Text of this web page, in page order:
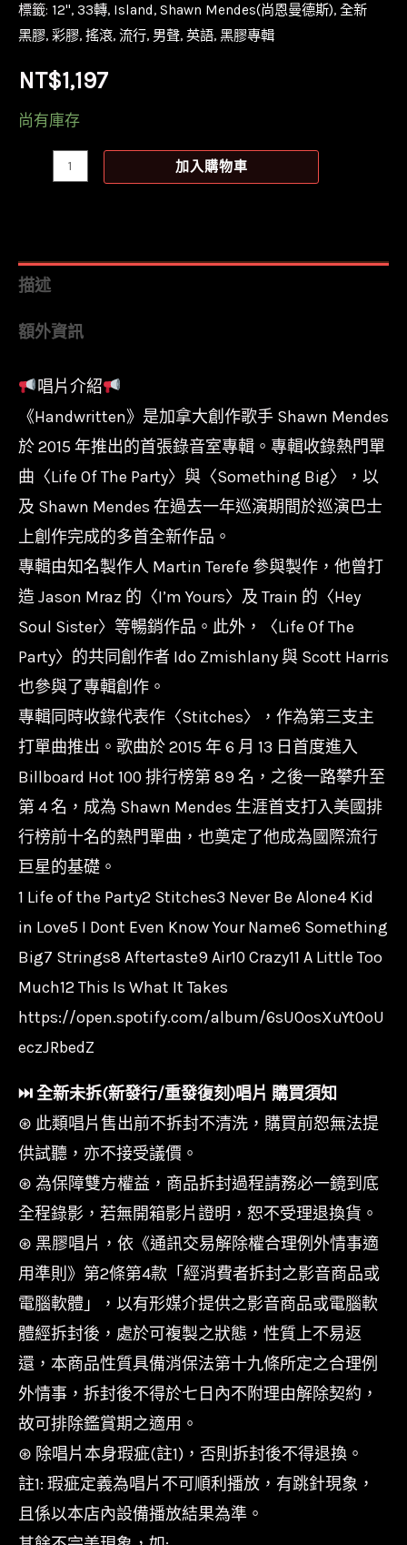
標籤: 12'', 33轉, Island, Shawn Mendes(尚恩曼德斯), 全新
黑膠, 彩膠, 搖滾, 流行, 男聲, 英語, 黑膠專輯
NT$1,197
尚有庫存
膠】
恩
德
斯
Shawn
Mendes
-
親
筆
創
數
量
加入購物車
描述
額外資訊
唱片介紹
《Handwritten》是加拿大創作歌手 Shawn Mendes
於 2015 年推出的首張錄音室專輯。專輯收錄熱門單
曲〈Life Of The Party〉與〈Something Big〉，以
及 Shawn Mendes 在過去一年巡演期間於巡演巴士
上創作完成的多首全新作品。
專輯由知名製作人 Martin Terefe 參與製作，他曾打
造 Jason Mraz 的〈I’m Yours〉及 Train 的〈Hey
Soul Sister〉等暢銷作品。此外，〈Life Of The
Party〉的共同創作者 Ido Zmishlany 與 Scott Harris
也參與了專輯創作。
專輯同時收錄代表作〈Stitches〉，作為第三支主
打單曲推出。歌曲於 2015 年 6 月 13 日首度進入
Billboard Hot 100 排行榜第 89 名，之後一路攀升至
第 4 名，成為 Shawn Mendes 生涯首支打入美國排
行榜前十名的熱門單曲，也奠定了他成為國際流行
巨星的基礎。
1 Life of the Party2 Stitches3 Never Be Alone4 Kid
in Love5 I Dont Even Know Your Name6 Something
Big7 Strings8 Aftertaste9 Air10 Crazy11 A Little Too
Much12 This Is What It Takes
https://open.spotify.com/album/6sUOosXuYt0oU
eczJRbedZ
⏭︎ 全新未拆(新發行/重發復刻)唱片 購買須知
⊛ 此類唱片售出前不拆封不清洗，購買前恕無法提
供試聽，亦不接受議價。
⊛ 為保障雙方權益，商品拆封過程請務必一鏡到底
全程錄影，若無開箱影片證明，恕不受理退換貨。
⊛ 黑膠唱片，依《通訊交易解除權合理例外情事適
用準則》第2條第4款「經消費者拆封之影音商品或
電腦軟體」，以有形媒介提供之影音商品或電腦軟
體經拆封後，處於可複製之狀態，性質上不易返
還，本商品性質具備消保法第十九條所定之合理例
外情事，拆封後不得於七日內不附理由解除契約，
故可排除鑑賞期之適用。
⊛ 除唱片本身瑕疵(註1)，否則拆封後不得退換。
註1: 瑕疵定義為唱片不可順利播放，有跳針現象，
且係以本店內設備播放結果為準。